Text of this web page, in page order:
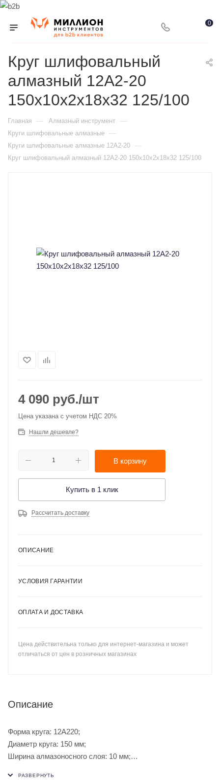
0
Круг шлифовальный
алмазный 12А2-20
150x10x2x18х32 125/100
Главная — Алмазный инструмент —
Круги шлифовальные алмазные —
Круги шлифовальные алмазные 12А2-20 —
Круг шлифовальный алмазный 12А2-20 150x10x2x18х32 125/100
4 090 руб./шт
Цена указана с учетом НДС 20%
Нашли дешевле?
В корзину
Купить в 1 клик
Рассчитать доставку
ОПИСАНИЕ
УСЛОВИЯ ГАРАНТИИ
ОПЛАТА И ДОСТАВКА
Цена действительна только для интернет-магазина и может
отличаться от цен в розничных магазинах
Описание
Форма круга: 12А220;
Диаметр круга: 150 мм;
Ширина алмазоносного слоя: 10 мм;